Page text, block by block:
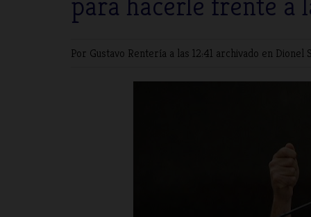
Por Gustavo Rentería a las 12:41 archivado en Dionel